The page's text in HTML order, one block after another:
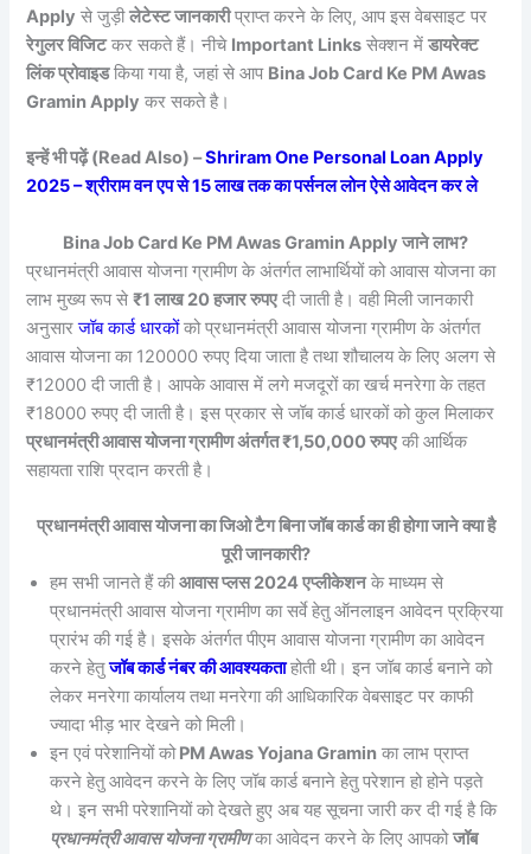
Apply से जुड़ीलेटेस्ट जानकारीप्राप्त करने के लिए, आप इस वेबसाइट पर
रेगुलर विजिटकर सकते हैं। नीचे Important Links सेक्शन मेंडायरेक्ट
लिंक प्रोवाइडकिया गया है, जहां से आप Bina Job Card Ke PM Awas
Gramin Apply कर सकते है।
इन्हें भी पढ़ें (Read Also) –Shriram One Personal Loan Apply
2025 – श्रीराम वन एप से 15 लाख तक का पर्सनल लोन ऐसे आवेदन कर ले
Bina Job Card Ke PM Awas Gramin Apply जाने लाभ?
प्रधानमंत्री आवास योजना ग्रामीण के अंतर्गत लाभार्थियों को आवास योजना का
लाभ मुख्य रूप से₹1 लाख 20 हजार रुपएदी जाती है। वही मिली जानकारी
अनुसारजॉब कार्ड धारकोंको प्रधानमंत्री आवास योजना ग्रामीण के अंतर्गत
आवास योजना का 120000 रुपए दिया जाता है तथा शौचालय के लिए अलग से
₹12000 दी जाती है। आपके आवास में लगे मजदूरों का खर्च मनरेगा के तहत
₹18000 रुपए दी जाती है। इस प्रकार से जॉब कार्ड धारकों को कुल मिलाकर
प्रधानमंत्री आवास योजना ग्रामीण अंतर्गत ₹1,50,000 रुपएकी आर्थिक
सहायता राशि प्रदान करती है।
प्रधानमंत्री आवास योजना का जिओ टैग बिना जॉब कार्ड का ही होगा जाने क्या है
पूरी जानकारी?
हम सभी जानते हैं कीआवास प्लस 2024 एप्लीकेशनके माध्यम से
प्रधानमंत्री आवास योजना ग्रामीण का सर्वे हेतु ऑनलाइन आवेदन प्रक्रिया
प्रारंभ की गई है। इसके अंतर्गत पीएम आवास योजना ग्रामीण का आवेदन
करने हेतुजॉब कार्ड नंबर की आवश्यकताहोती थी। इन जॉब कार्ड बनाने को
लेकर मनरेगा कार्यालय तथा मनरेगा की आधिकारिक वेबसाइट पर काफी
ज्यादा भीड़ भार देखने को मिली।
इन एवं परेशानियों कोPM Awas Yojana Gramin का लाभ प्राप्त
करने हेतु आवेदन करने के लिए जॉब कार्ड बनाने हेतु परेशान हो होने पड़ते
थे। इन सभी परेशानियों को देखते हुए अब यह सूचना जारी कर दी गई है कि
प्रधानमंत्री आवास योजना ग्रामीणका आवेदन करने के लिए आपकोजॉब